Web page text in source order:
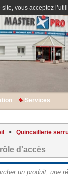
vous acceptez
Services
> Quincaillerie
d'accès